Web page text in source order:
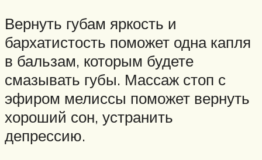
Вернуть губам яркость и
бархатистость поможет одна капля
в бальзам, которым будете
смазывать губы. Массаж стоп с
эфиром мелиссы поможет вернуть
хороший сон, устранить
депрессию.